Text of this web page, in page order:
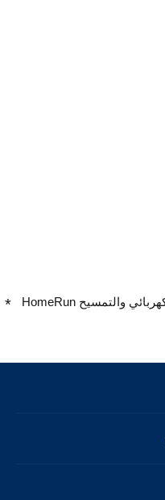
عند استخدامها على روبوت التكنيس الكهربائي والتمسيح HomeRun